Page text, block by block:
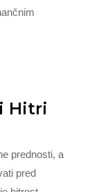
Hitri
prednosti, a
pred